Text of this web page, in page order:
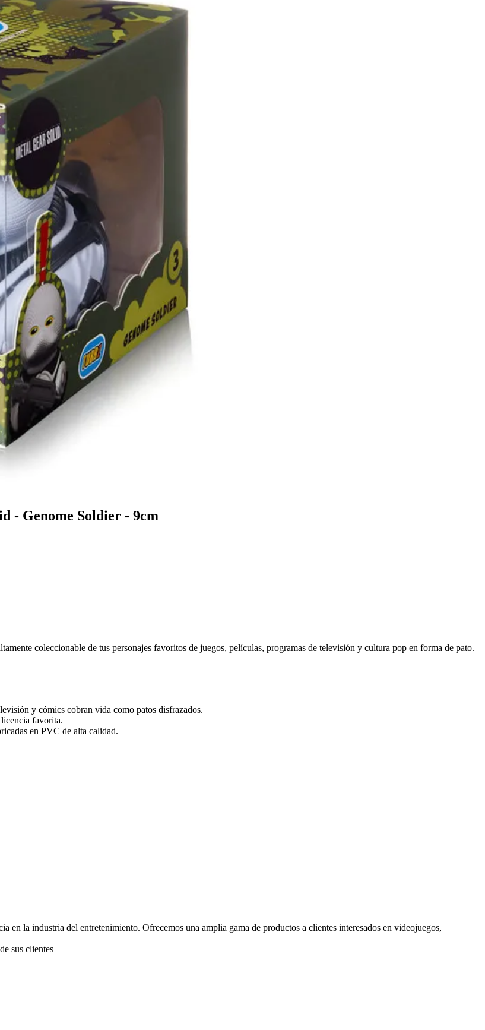
- Genome Soldier - 9cm
coleccionable de tus personajes favoritos de juegos, películas, programas de televisión y cultura pop en forma de pato.
y cómics cobran vida como patos disfrazados.
favorita.
en PVC de alta calidad.
la industria del entretenimiento. Ofrecemos una amplia gama de productos a clientes interesados en videojuegos,
sus clientes